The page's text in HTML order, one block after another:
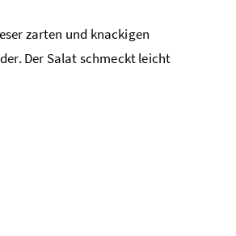
zarten und knackigen
Der Salat schmeckt leicht